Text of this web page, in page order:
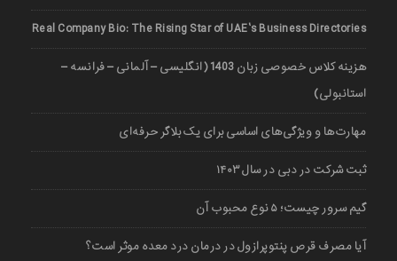
Real Company Bio: The Rising Star of UAE’s Business Directories
هزینه کلاس خصوصی زبان 1403 (انگلیسی – آلمانی – فرانسه –
استانبولی)
مهارت‌ها و ویژگی‌های اساسی برای یک بلاگر حرفه‌ای
ثبت شرکت در دبی در سال ۱۴۰۳
گیم سرور چیست؛ ۵ نوع محبوب آن
آیا مصرف قرص پنتوپرازول در درمان درد معده موثر است؟